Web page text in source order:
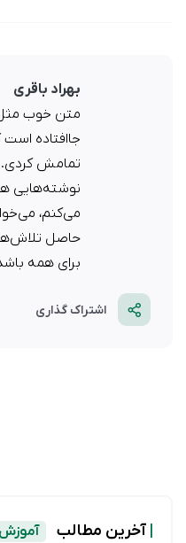
بهراد باقری
متن خوب
جاافتاده
تمامش
نوشته‌هایی
می‌کنم،
حاصل
برای همه
اشتراک گذاری
آخرین مطالب آموزش